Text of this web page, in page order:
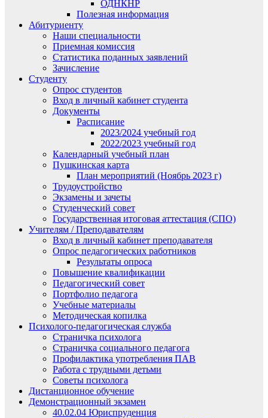
ОДНКНР
Полезная информация
Абитуриенту
Наши специальности
Приемная комиссия
Статистика поданных заявлений
Зачисление
Студенту
Опрос студентов
Вход в личный кабинет студента
Документы
Расписание
2023/2024 учебный год
2022/2023 учебный год
Календарный учебный план
Пушкинская карта
План мероприятий (Ноябрь 2023 г)
Трудоустройство
Экзамены и зачеты
Студенческий совет
Государственная итоговая аттестация (СПО)
Учителям / Преподавателям
Вход в личный кабинет преподавателя
Опрос педагогических работников
Результаты опроса
Повышение квалификации
Педагогический совет
Портфолио педагога
Учебные материалы
Методическая копилка
Психолого-педагогическая служба
Страничка психолога
Страничка социального педагога
Профилактика употребления ПАВ
Работа с трудными детьми
Советы психолога
Дистанционное обучение
Демонстрационный экзамен
40.02.04 Юриспруденция